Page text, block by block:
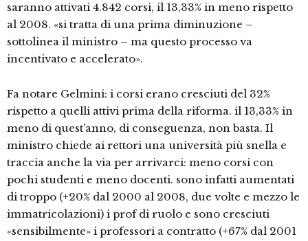
saranno attivati 4.842 corsi, il 13,33% in meno rispetto
al 2008. «si tratta di una prima diminuzione –
sottolinea il ministro – ma questo processo va
incentivato e accelerato».
Fa notare Gelmini: i corsi erano cresciuti del 32%
rispetto a quelli attivi prima della riforma. il 13,33% in
meno di quest’anno, di conseguenza, non basta. Il
ministro chiede ai rettori una università più snella e
traccia anche la via per arrivarci: meno corsi con
pochi studenti e meno docenti. sono infatti aumentati
di troppo (+20% dal 2000 al 2008, due volte e mezzo le
immatricolazioni) i prof di ruolo e sono cresciuti
«sensibilmente» i professori a contratto (+67% dal 2001